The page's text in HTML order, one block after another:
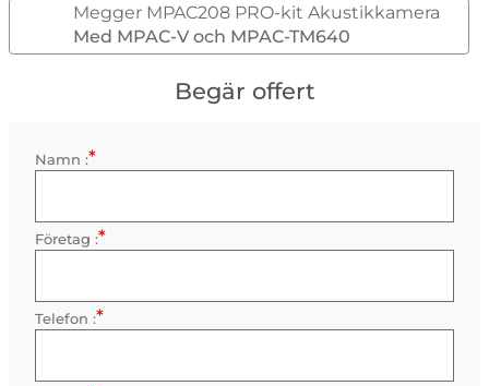
Megger MPAC208 PRO-kit Akustikkamera
Med MPAC-V och MPAC-TM640
Begär offert
Kontaktinformation
Namn :*Obligatorisk
Företag :*Obligatorisk
Telefon :*Obligatorisk